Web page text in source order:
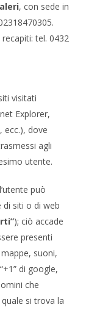
, con sede in
tel. 0432
visitati
Explorer,
ecc.), dove
agli
utente.
può
di siti o di web
); ciò accade
presenti
suoni,
di google,
che
si trova la